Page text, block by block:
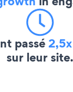
passé
sur leur site.